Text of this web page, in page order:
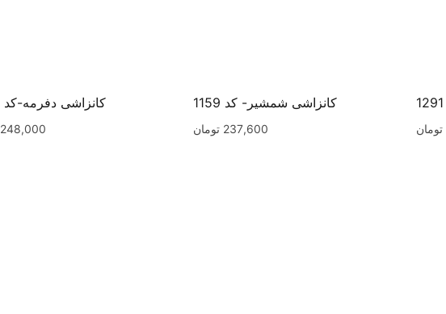
تومان
کانزاشی شمشیر- کد 1159
237,600 تومان
کانزاشی دفرمه-کد 1263
248,000